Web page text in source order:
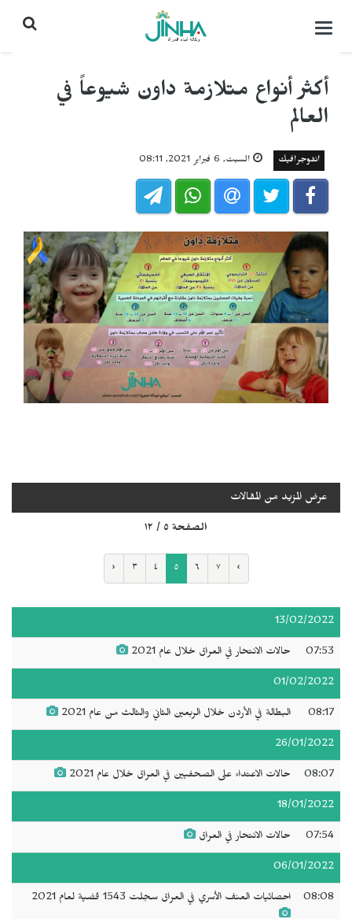
التحكم
أكثر أنواع متلازمة داون شيوعاً في
العالم
انفوجرافيك السبت, 6 فبراير 2021, 08:11
عرض المزيد من المقالات
الصفحة ٥ / ١٢
‹ ٣ ٤ ٥ ٦ ٧ ›
13/02/2022
07:53 حالات الانتحار في العراق خلال عام 2021
01/02/2022
08:17 البطالة في الأردن خلال الربعين الثاني والثالث من عام 2021
26/01/2022
08:07 حالات الاعتداء على الصحفيين في العراق خلال عام 2021
18/01/2022
07:54 حالات الانتحار في العراق
06/01/2022
08:08 احصائيات العنف الأسري في العراق سجلت 1543 قضية لعام 2021